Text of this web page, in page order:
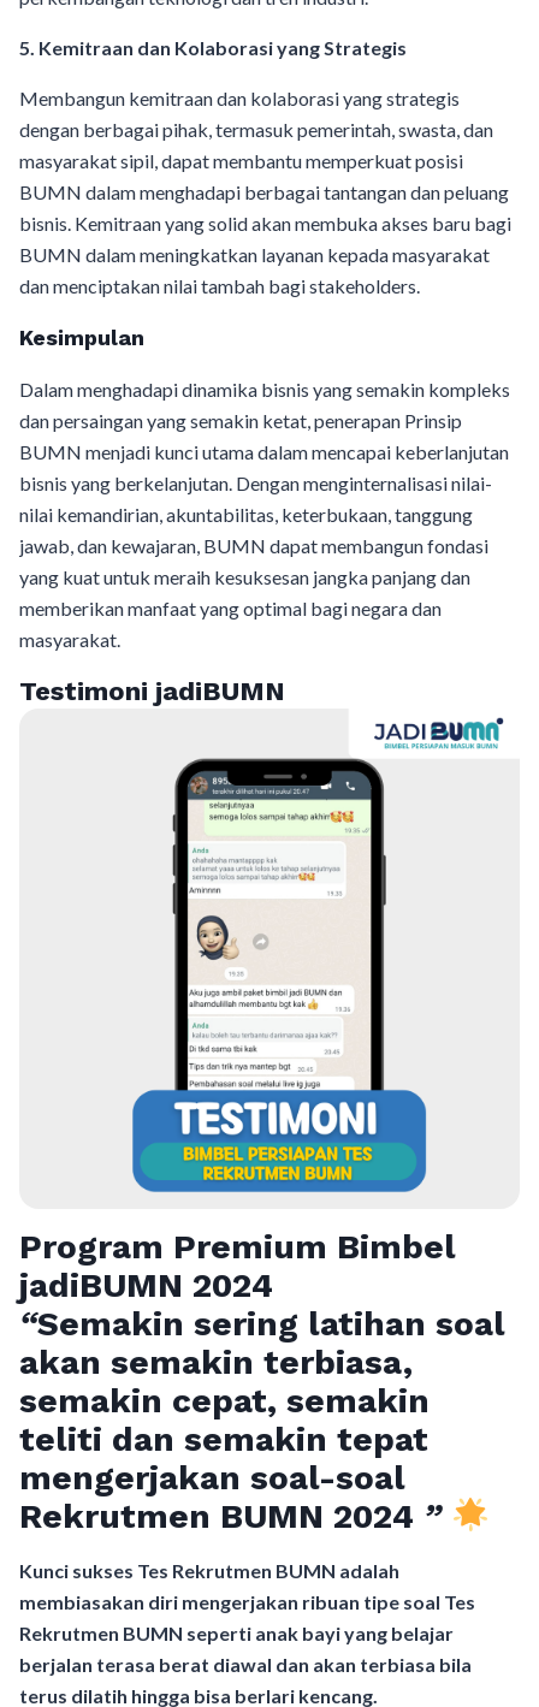
5. Kemitraan dan Kolaborasi yang Strategis
Membangun kemitraan dan kolaborasi yang strategis
dengan berbagai pihak, termasuk pemerintah, swasta, dan
masyarakat sipil, dapat membantu memperkuat posisi
BUMN dalam menghadapi berbagai tantangan dan peluang
bisnis. Kemitraan yang solid akan membuka akses baru bagi
BUMN dalam meningkatkan layanan kepada masyarakat
dan menciptakan nilai tambah bagi stakeholders.
Kesimpulan
Dalam menghadapi dinamika bisnis yang semakin kompleks
dan persaingan yang semakin ketat, penerapan Prinsip
BUMN menjadi kunci utama dalam mencapai keberlanjutan
bisnis yang berkelanjutan. Dengan menginternalisasi nilai-
nilai kemandirian, akuntabilitas, keterbukaan, tanggung
jawab, dan kewajaran, BUMN dapat membangun fondasi
yang kuat untuk meraih kesuksesan jangka panjang dan
memberikan manfaat yang optimal bagi negara dan
masyarakat.
Testimoni jadiBUMN
Program Premium Bimbel
jadiBUMN 2024
“Semakin sering latihan soal
akan semakin terbiasa,
semakin cepat, semakin
teliti dan semakin tepat
mengerjakan soal-soal
Rekrutmen BUMN 2024 ”
Kunci sukses Tes Rekrutmen BUMN adalah
membiasakan diri mengerjakan ribuan tipe soal Tes
Rekrutmen BUMN seperti anak bayi yang belajar
berjalan terasa berat diawal dan akan terbiasa bila
terus dilatih hingga bisa berlari kencang.